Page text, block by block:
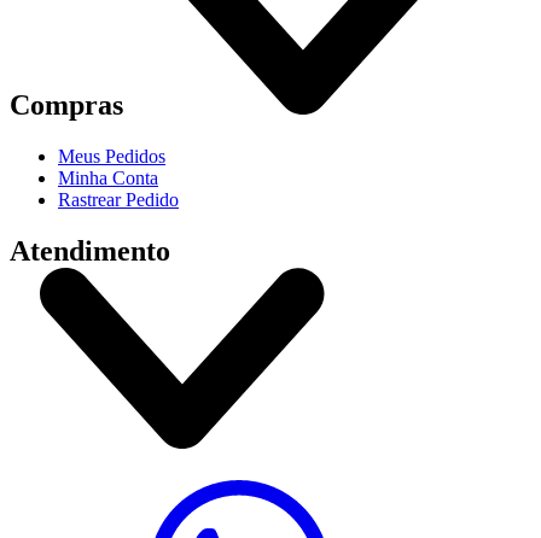
Compras
Meus Pedidos
Minha Conta
Rastrear Pedido
Atendimento